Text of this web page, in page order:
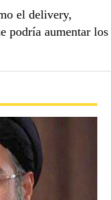
el delivery,
podría aumentar los